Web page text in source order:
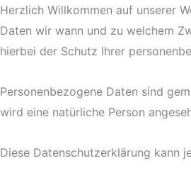
Herzlich Willkommen auf unserer
Daten wir wann und zu welchem
hierbei der Schutz Ihrer
Personenbezogene Daten sind
wird eine natürliche Person
Diese Datenschutzerklärung kann